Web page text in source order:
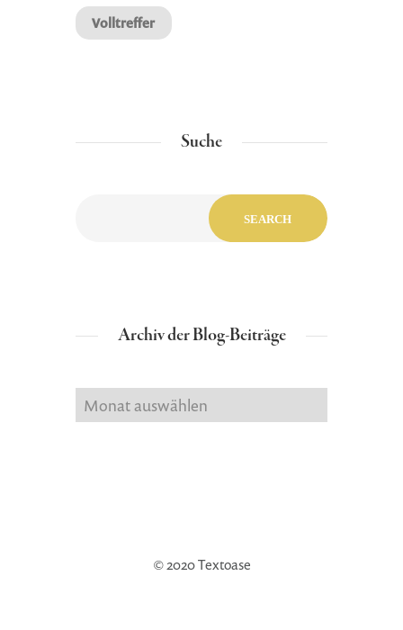
Volltreffer
Suche
Archiv der Blog-Beiträge
Archiv der Blog-Beiträge
© 2020 Textoase